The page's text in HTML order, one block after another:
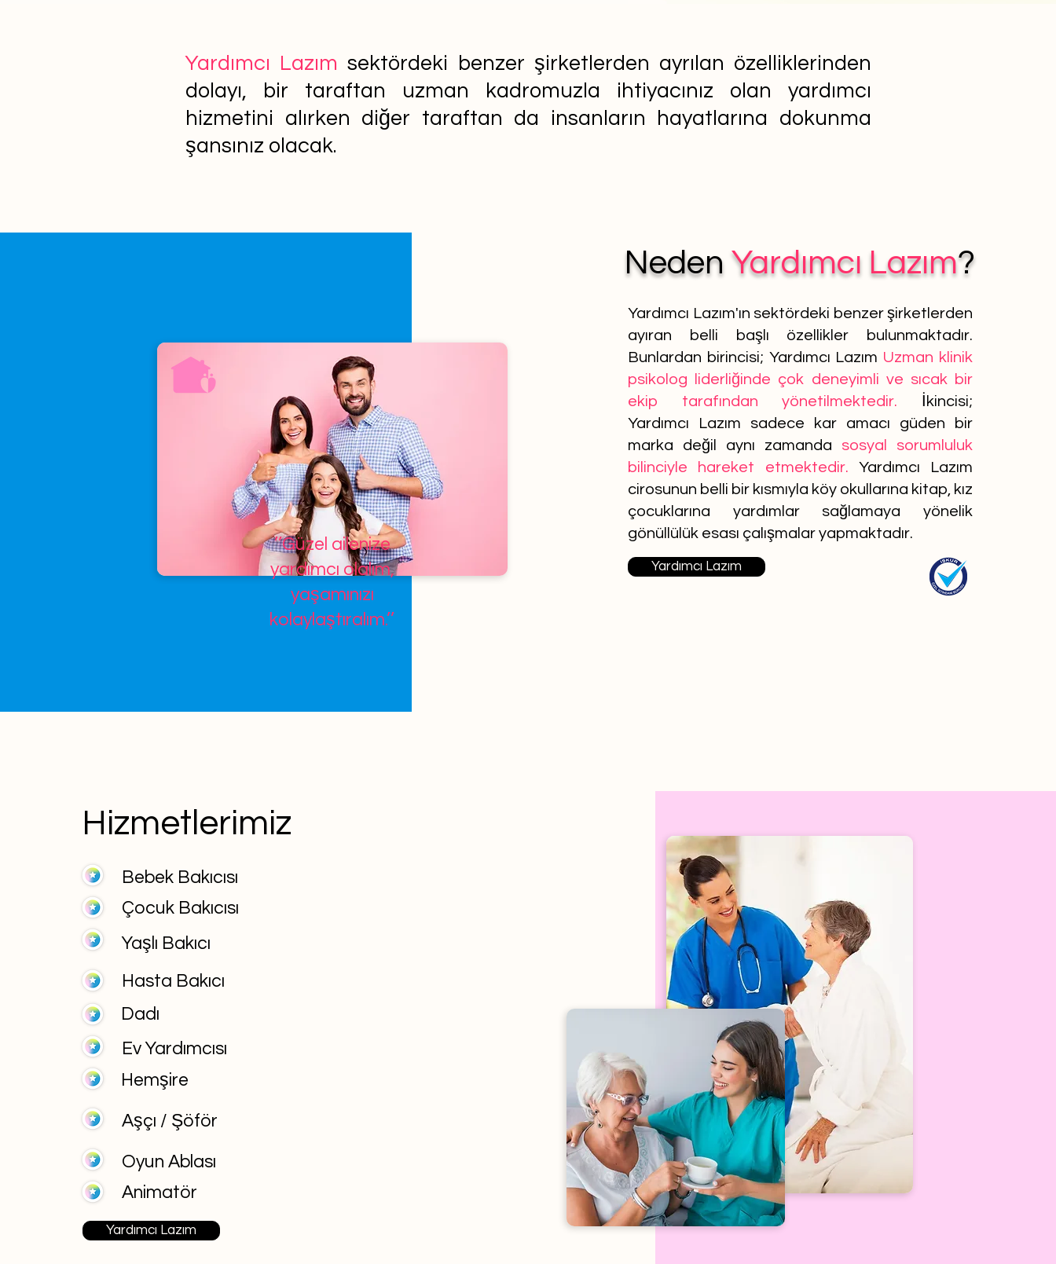
Yardımcı Lazım sektördeki benzer şirketlerden ayrılan özelliklerinden
dolayı, bir taraftan uzman kadromuzla ihtiyacınız olan yardımcı
hizmetini alırken diğer taraftan da insanların hayatlarına dokunma
şansınız olacak.
’’Güzel ailenize
yardımcı olalım,
yaşamınızı
kolaylaştıralım.’’
Neden Yardımcı Lazım?
Yardımcı Lazım'ın sektördeki benzer şirketlerden
ayıran belli başlı özellikler bulunmaktadır.
Bunlardan birincisi; Yardımcı Lazım Uzman klinik
psikolog liderliğinde çok deneyimli ve sıcak bir
ekip tarafından yönetilmektedir.
İkincisi;
Yardımcı Lazım sadece kar amacı güden bir
marka değil aynı zamanda sosyal sorumluluk
bilinciyle hareket etmektedir. Yardımcı Lazım
cirosunun belli bir kısmıyla köy okullarına kitap, kız
çocuklarına yardımlar sağlamaya yönelik
gönüllülük esası çalışmalar yapmaktadır.
Yardımcı Lazım
Hizmetlerimiz
Bebek Bakıcısı
Çocuk Bakıcısı
Yaşlı Bakıcı
Hasta Bakıcı
Dadı
Ev Yardımcısı
Hemşire
Aşçı / Şöför
Oyun Ablası
Animatör
Yardımcı Lazım